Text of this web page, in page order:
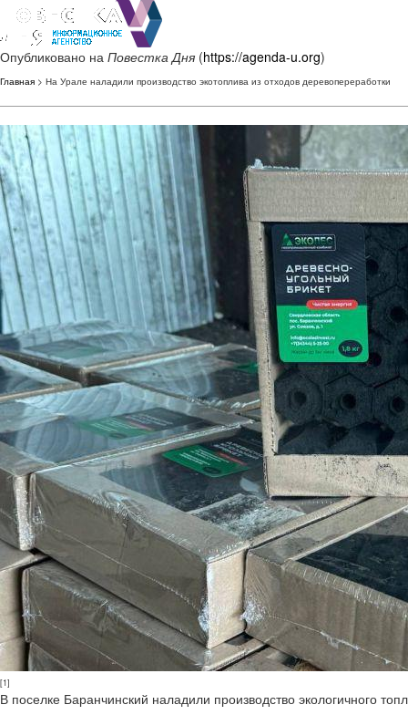
Опубликовано на Повестка Дня (https://agenda-u.org)
Главная > На Урале наладили производство экотоплива из отходов деревопереработки
[1]
В поселке Баранчинский наладили производство экологичного